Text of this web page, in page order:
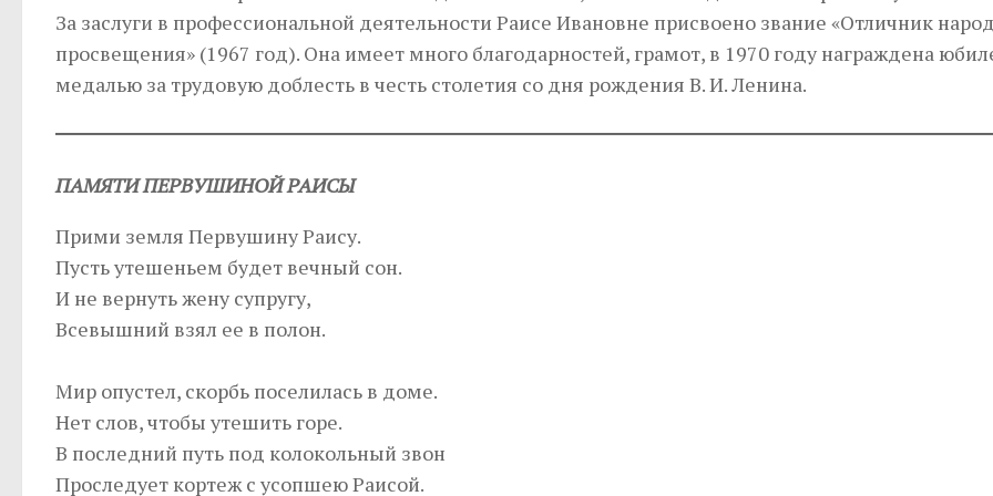
За заслуги в профессиональной деятельности Раисе Ивановне присвоено звание «Отличник
просвещения» (1967 год). Она имеет много благодарностей, грамот, в 1970 году награждена
медалью за трудовую доблесть в честь столетия со дня рождения В. И. Ленина.
ПАМЯТИ ПЕРВУШИНОЙ РАИСЫ
Прими земля Первушину Раису.
Пусть утешеньем будет вечный сон.
И не вернуть жену супругу,
Всевышний взял ее в полон.
Мир опустел, скорбь поселилась в доме.
Нет слов, чтобы утешить горе.
В последний путь под колокольный звон
Проследует кортеж с усопшею Раисой.